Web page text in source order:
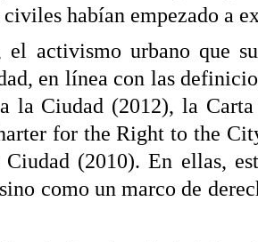
civiles habían empezado a
el activismo urbano que
en línea con las
la Ciudad (2012), la
for the Right to the
(2010). En ellas,
como un marco de